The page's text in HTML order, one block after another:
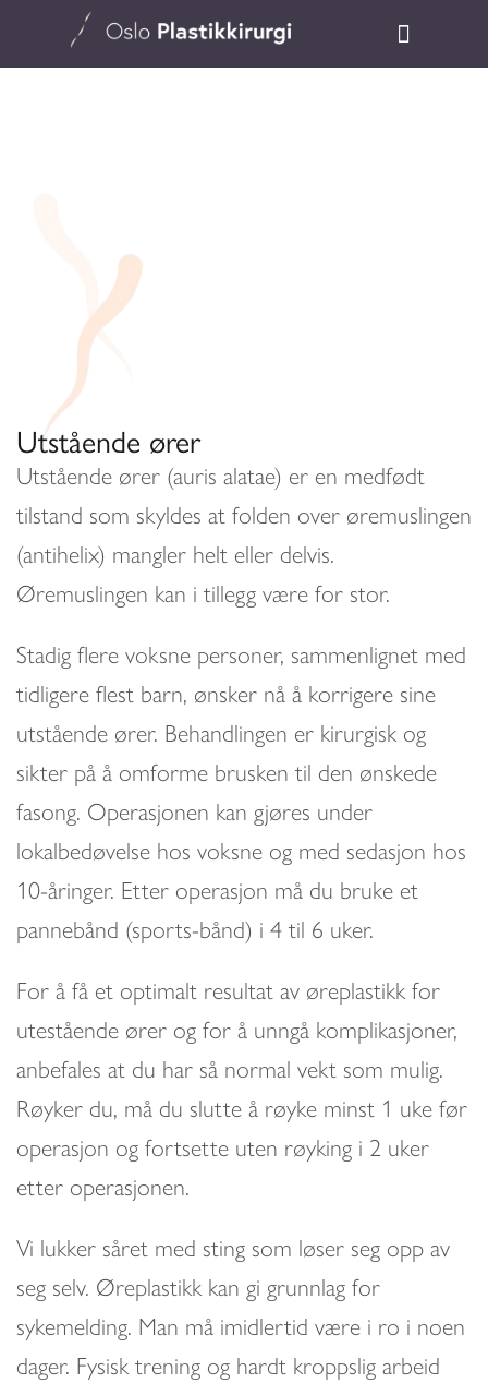
Utstående ører
Utstående ører (auris alatae) er en medfødt
tilstand som skyldes at folden over øremuslingen
(antihelix) mangler helt eller delvis.
Øremuslingen kan i tillegg være for stor.
Stadig flere voksne personer, sammenlignet med
tidligere flest barn, ønsker nå å korrigere sine
utstående ører. Behandlingen er kirurgisk og
sikter på å omforme brusken til den ønskede
fasong. Operasjonen kan gjøres under
lokalbedøvelse hos voksne og med sedasjon hos
10-åringer. Etter operasjon må du bruke et
pannebånd (sports-bånd) i 4 til 6 uker.
For å få et optimalt resultat av øreplastikk for
utestående ører og for å unngå komplikasjoner,
anbefales at du har så normal vekt som mulig.
Røyker du, må du slutte å røyke minst 1 uke før
operasjon og fortsette uten røyking i 2 uker
etter operasjonen.
Vi lukker såret med sting som løser seg opp av
seg selv. Øreplastikk kan gi grunnlag for
sykemelding. Man må imidlertid være i ro i noen
dager. Fysisk trening og hardt kroppslig arbeid